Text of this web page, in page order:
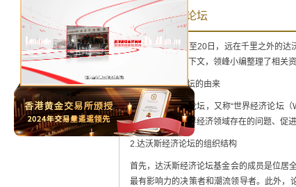
达沃斯经济论坛
2017年1月17日至20日，远在千里之外的达
方包括哪些呢？下文，领峰小编整理了相关
1.达沃斯经济论坛的由来
所谓达沃斯经济论坛，又称“世界经济论坛
以研究和探讨世界经济领域存在的问题、促
2.达沃斯经济论坛的组织结构
首先，达沃斯经济论坛基金会的成员是位居
最有影响力的决策者和潮流领导者。此外，